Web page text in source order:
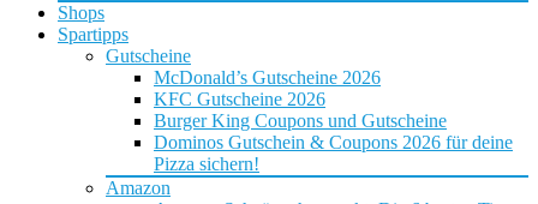
Shops
Spartipps
Gutscheine
McDonald’s Gutscheine 2026
KFC Gutscheine 2026
Burger King Coupons und Gutscheine
Dominos Gutschein & Coupons 2026 für deine
Pizza sichern!
Amazon